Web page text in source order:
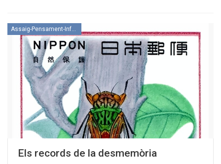
Assaig-Pensament-Informació
Els records de la desmemòria